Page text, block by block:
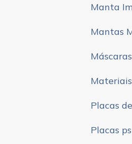
Manta
Mantas
Placas
Placas ps